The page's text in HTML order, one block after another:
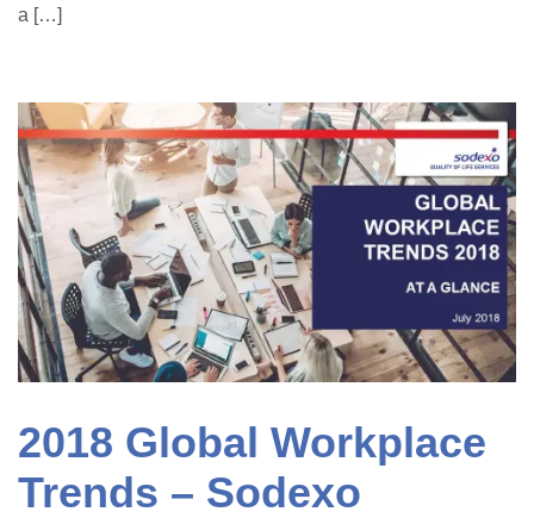
a […]
2018 Global Workplace
Trends – Sodexo